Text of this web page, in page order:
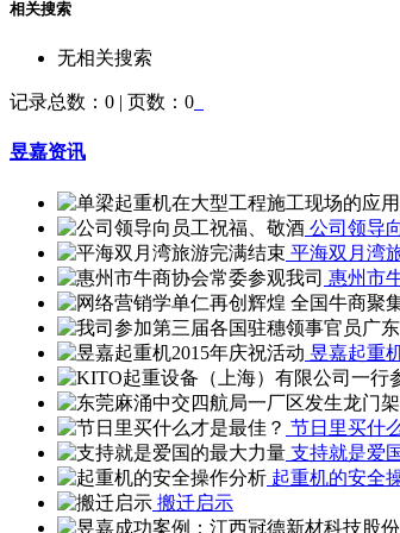
相关搜索
无相关搜索
记录总数：0 | 页数：0
昱嘉资讯
公司领导
平海双月湾
惠州市
昱嘉起重
节日里买什
支持就是爱
起重机的安全
搬迁启示